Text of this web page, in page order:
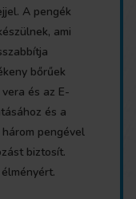
A pengék
ami
bőrűek
és az E-
és a
pengével
biztosít.